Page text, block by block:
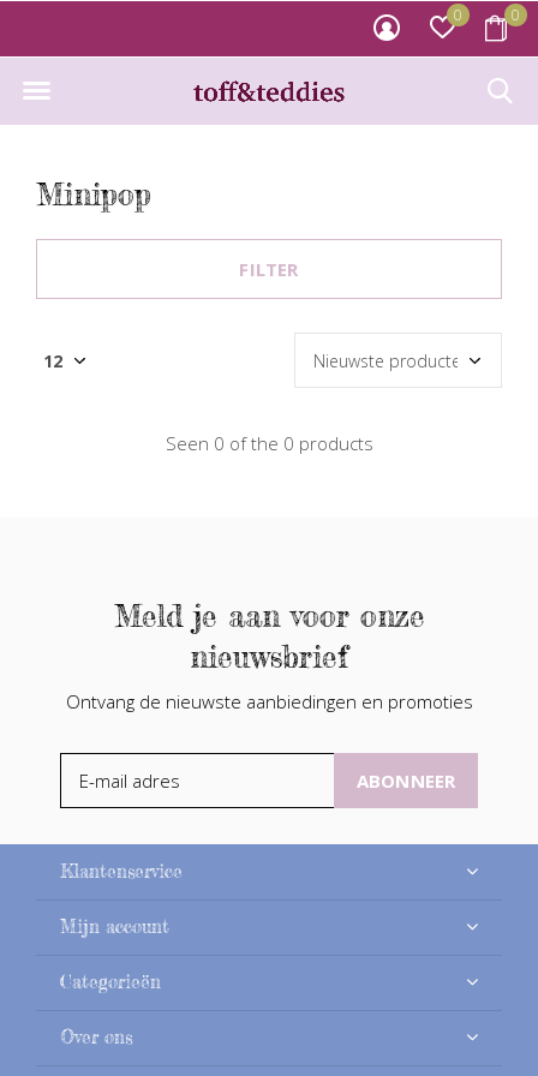
0 0
Minipop
FILTER
Seen 0 of the 0 products
Meld je aan voor onze
nieuwsbrief
Ontvang de nieuwste aanbiedingen en promoties
ABONNEER
Klantenservice
Mijn account
Categorieën
Over ons